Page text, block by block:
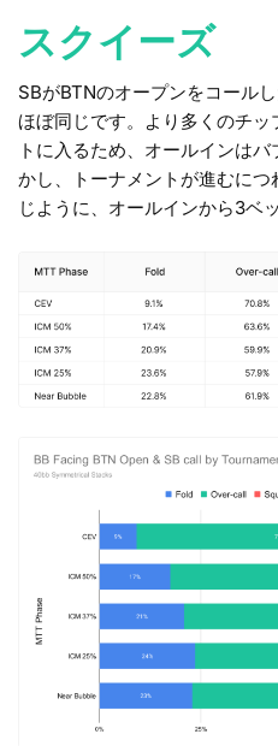
スクイーズ
SBがBTNのオープンをコール
ほぼ同じです。より多くのチ
トに入るため、オールインは
かし、トーナメントが進むに
じように、オールインから3ベ